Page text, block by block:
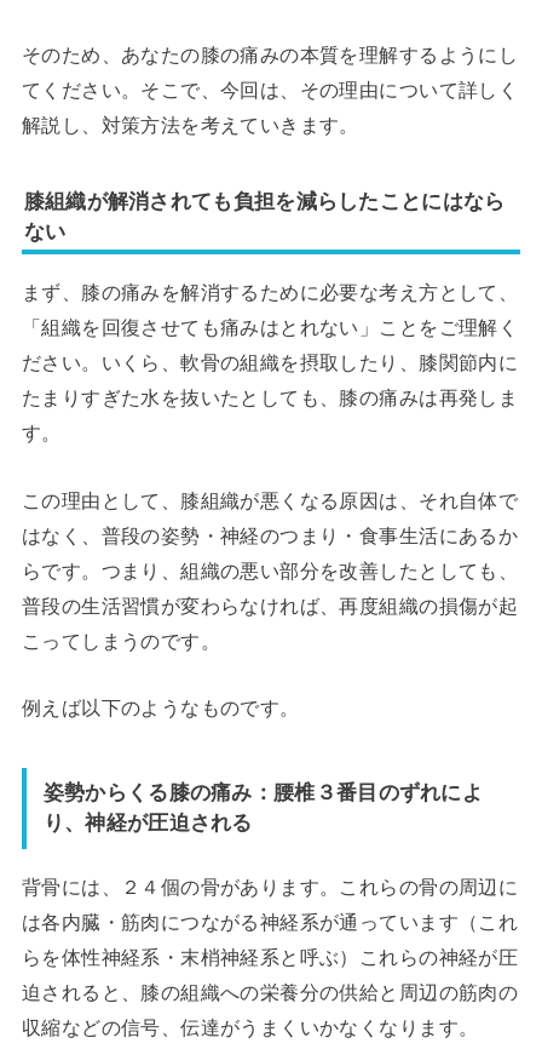
そのため、あなたの膝の痛みの本質を理解するようにし
てください。そこで、今回は、その理由について詳しく
解説し、対策方法を考えていきます。
膝組織が解消されても負担を減らしたことにはなら
ない
まず、膝の痛みを解消するために必要な考え方として、
「組織を回復させても痛みはとれない」ことをご理解く
ださい。いくら、軟骨の組織を摂取したり、膝関節内に
たまりすぎた水を抜いたとしても、膝の痛みは再発しま
す。
この理由として、膝組織が悪くなる原因は、それ自体で
はなく、普段の姿勢・神経のつまり・食事生活にあるか
らです。つまり、組織の悪い部分を改善したとしても、
普段の生活習慣が変わらなければ、再度組織の損傷が起
こってしまうのです。
例えば以下のようなものです。
姿勢からくる膝の痛み：腰椎３番目のずれによ
り、神経が圧迫される
背骨には、２４個の骨があります。これらの骨の周辺に
は各内臓・筋肉につながる神経系が通っています（これ
らを体性神経系・末梢神経系と呼ぶ）これらの神経が圧
迫されると、膝の組織への栄養分の供給と周辺の筋肉の
収縮などの信号、伝達がうまくいかなくなります。